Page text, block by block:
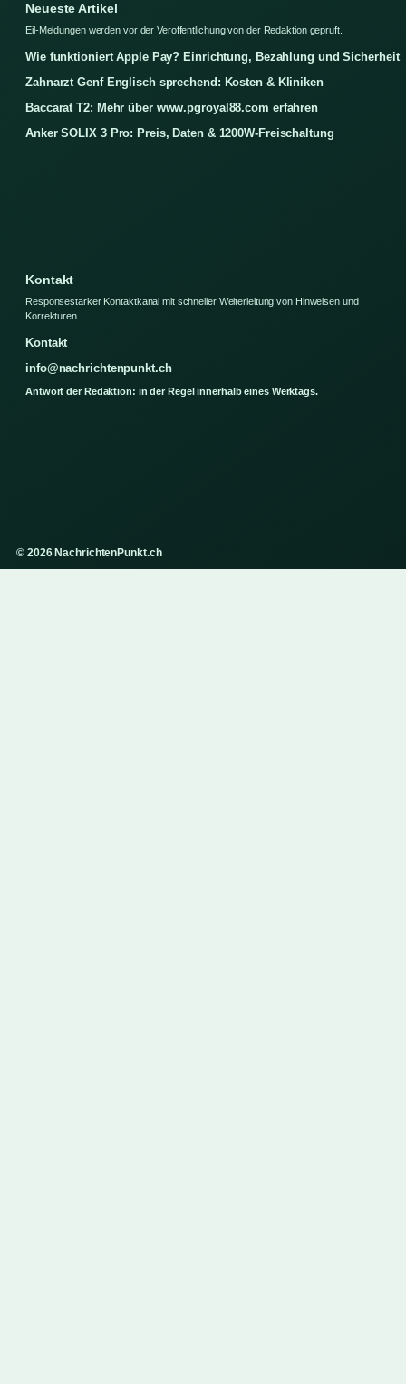
Neueste Artikel
Eil-Meldungen werden vor der Veroffentlichung von der Redaktion gepruft.
Wie funktioniert Apple Pay? Einrichtung, Bezahlung und Sicherheit
Zahnarzt Genf Englisch sprechend: Kosten & Kliniken
Baccarat T2: Mehr über www.pgroyal88.com erfahren
Anker SOLIX 3 Pro: Preis, Daten & 1200W-Freischaltung
Kontakt
Responsestarker Kontaktkanal mit schneller Weiterleitung von Hinweisen und
Korrekturen.
Kontakt
info@nachrichtenpunkt.ch
Antwort der Redaktion: in der Regel innerhalb eines Werktags.
© 2026 NachrichtenPunkt.ch